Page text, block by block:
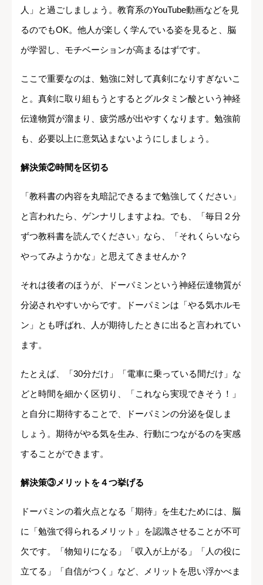
人」と過ごしましょう。教育系のYouTube動画などを見
るのでもOK。他人が楽しく学んでいる姿を見ると、脳
が学習し、モチベーションが高まるはずです。
ここで重要なのは、勉強に対して真剣になりすぎないこ
と。真剣に取り組もうとするとグルタミン酸という神経
伝達物質が溜まり、疲労感が出やすくなります。勉強前
も、必要以上に意気込まないようにしましょう。
解決策②時間を区切る
「教科書の内容を丸暗記できるまで勉強してください」
と言われたら、ゲンナリしますよね。でも、「毎日２分
ずつ教科書を読んでください」なら、「それくらいなら
やってみようかな」と思えてきませんか？
それは後者のほうが、ドーパミンという神経伝達物質が
分泌されやすいからです。ドーパミンは「やる気ホルモ
ン」とも呼ばれ、人が期待したときに出ると言われてい
ます。
たとえば、「30分だけ」「電車に乗っている間だけ」な
どと時間を細かく区切り、「これなら実現できそう！」
と自分に期待することで、ドーパミンの分泌を促しま
しょう。期待がやる気を生み、行動につながるのを実感
することができます。
解決策③メリットを４つ挙げる
ドーパミンの着火点となる「期待」を生むためには、脳
に「勉強で得られるメリット」を認識させることが不可
欠です。「物知りになる」「収入が上がる」「人の役に
立てる」「自信がつく」など、メリットを思い浮かべま